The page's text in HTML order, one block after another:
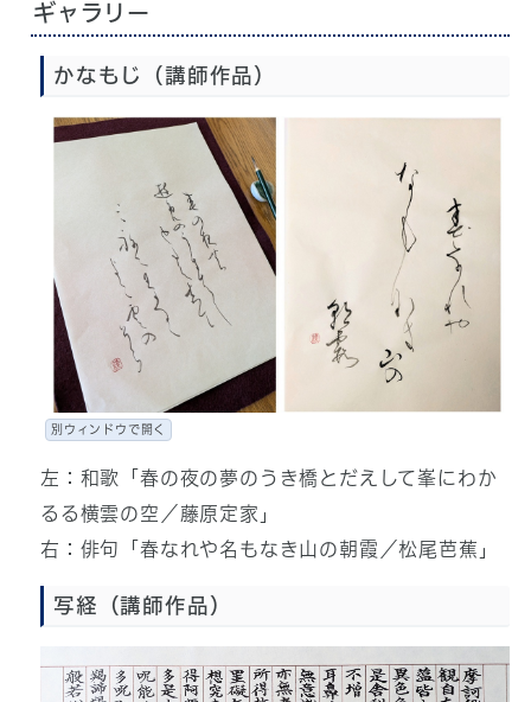
ギャラリー
かなもじ（講師作品）
別ウィンドウで開く
左：和歌「春の夜の夢のうき橋とだえして峯にわか
るる横雲の空／藤原定家」
右：俳句「春なれや名もなき山の朝霞／松尾芭蕉」
写経（講師作品）